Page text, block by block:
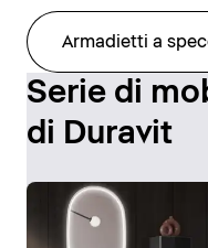
Armadietti a
Serie di
di Duravit